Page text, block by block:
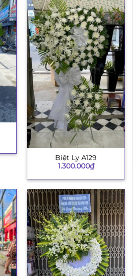
Biệt Ly A129
1.300.000₫